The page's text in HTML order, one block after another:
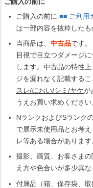
ご購入の前に ■■ ご利用
は一部内容を抜粋したも
当商品は、 中古品です。
目視で目立つダメージ
します。中古品の特性
ジを漏れなく記載する
スレ/におい/シミ/ヤケが
うえお買い求めください
NランクおよびSランク
で展示未使用品とお考
レ等ある場合があります
撮影、画質、お客さま
え方や色合いが多少異な
付属品（箱、保存袋、